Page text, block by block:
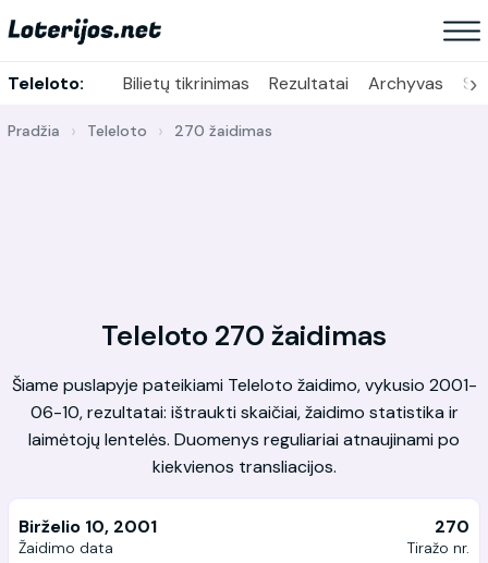
Teleloto: Bilietų tikrinimas Rezultatai Archyvas ›
Pradžia Teleloto 270 žaidimas
Teleloto 270 žaidimas
Šiame puslapyje pateikiami Teleloto žaidimo, vykusio 2001-
06-10, rezultatai: ištraukti skaičiai, žaidimo statistika ir
laimėtojų lentelės. Duomenys reguliariai atnaujinami po
kiekvienos transliacijos.
Birželio 10, 2001
Žaidimo data
270
Tiražo nr.